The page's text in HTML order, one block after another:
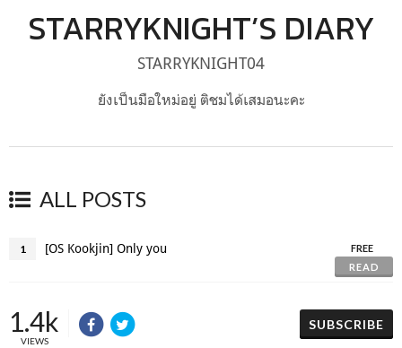
STARRYKNIGHT’S DIARY
STARRYKNIGHT04
ยังเป็นมือใหม่อยู่ ติชมได้เสมอนะคะ
ALL POSTS
1 [OS Kookjin] Only you
FREE
READ
1.4k
VIEWS
SUBSCRIBE